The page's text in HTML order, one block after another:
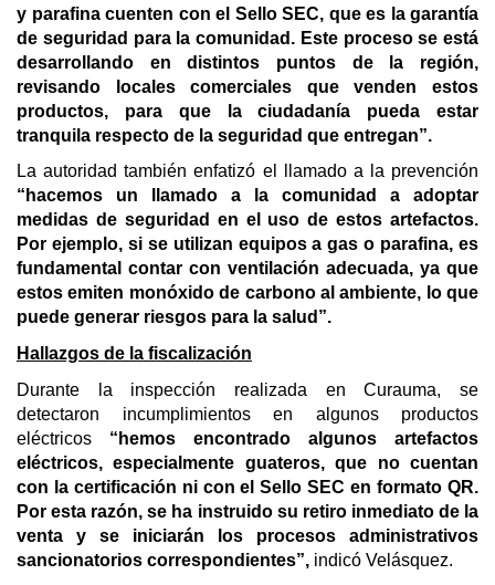
y parafina cuenten con el Sello SEC, que es la garantía
de seguridad para la comunidad. Este proceso se está
desarrollando en distintos puntos de la región,
revisando locales comerciales que venden estos
productos, para que la ciudadanía pueda estar
tranquila respecto de la seguridad que entregan”.
La autoridad también enfatizó el llamado a la prevención
“hacemos un llamado a la comunidad a adoptar
medidas de seguridad en el uso de estos artefactos.
Por ejemplo, si se utilizan equipos a gas o parafina, es
fundamental contar con ventilación adecuada, ya que
estos emiten monóxido de carbono al ambiente, lo que
puede generar riesgos para la salud”.
Hallazgos de la fiscalización
Durante la inspección realizada en Curauma, se
detectaron incumplimientos en algunos productos
eléctricos “hemos encontrado algunos artefactos
eléctricos, especialmente guateros, que no cuentan
con la certificación ni con el Sello SEC en formato QR.
Por esta razón, se ha instruido su retiro inmediato de la
venta y se iniciarán los procesos administrativos
sancionatorios correspondientes”, indicó Velásquez.